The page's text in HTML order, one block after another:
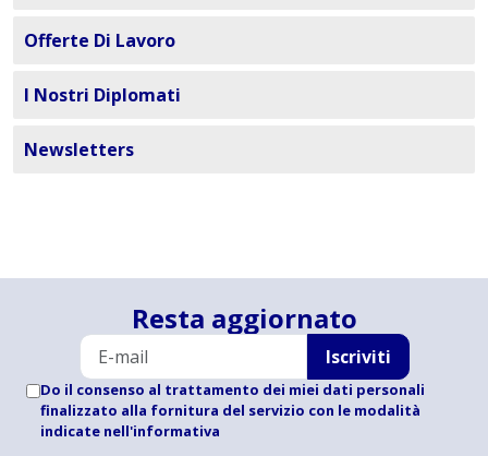
Offerte Di Lavoro
I Nostri Diplomati
Newsletters
Resta aggiornato
Iscriviti
Do il consenso al trattamento dei miei dati personali
finalizzato alla fornitura del servizio con le modalità
indicate nell'informativa